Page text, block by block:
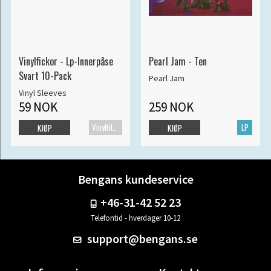
Vinylfickor - Lp-Innerpåse
Svart 10-Pack
Vinyl Sleeves
59 NOK
Vinyltilbehør
KJØP
Pearl Jam - Ten
Pearl Jam
259 NOK
LP
KJØP
Bengans kundeservice
+46-31-42 52 23
Telefontid - hverdager 10-12
support@bengans.se